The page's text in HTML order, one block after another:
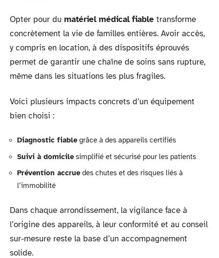
Opter pour du matériel médical fiable transforme
concrètement la vie de familles entières. Avoir accès,
y compris en location, à des dispositifs éprouvés
permet de garantir une chaîne de soins sans rupture,
même dans les situations les plus fragiles.
Voici plusieurs impacts concrets d’un équipement
bien choisi :
Diagnostic fiablegrâce à des appareils certifiés
Suivi à domicilesimplifié et sécurisé pour les patients
Prévention accruedes chutes et des risques liés à
l’immobilité
Dans chaque arrondissement, la vigilance face à
l’origine des appareils, à leur conformité et au conseil
sur-mesure reste la base d’un accompagnement
solide.